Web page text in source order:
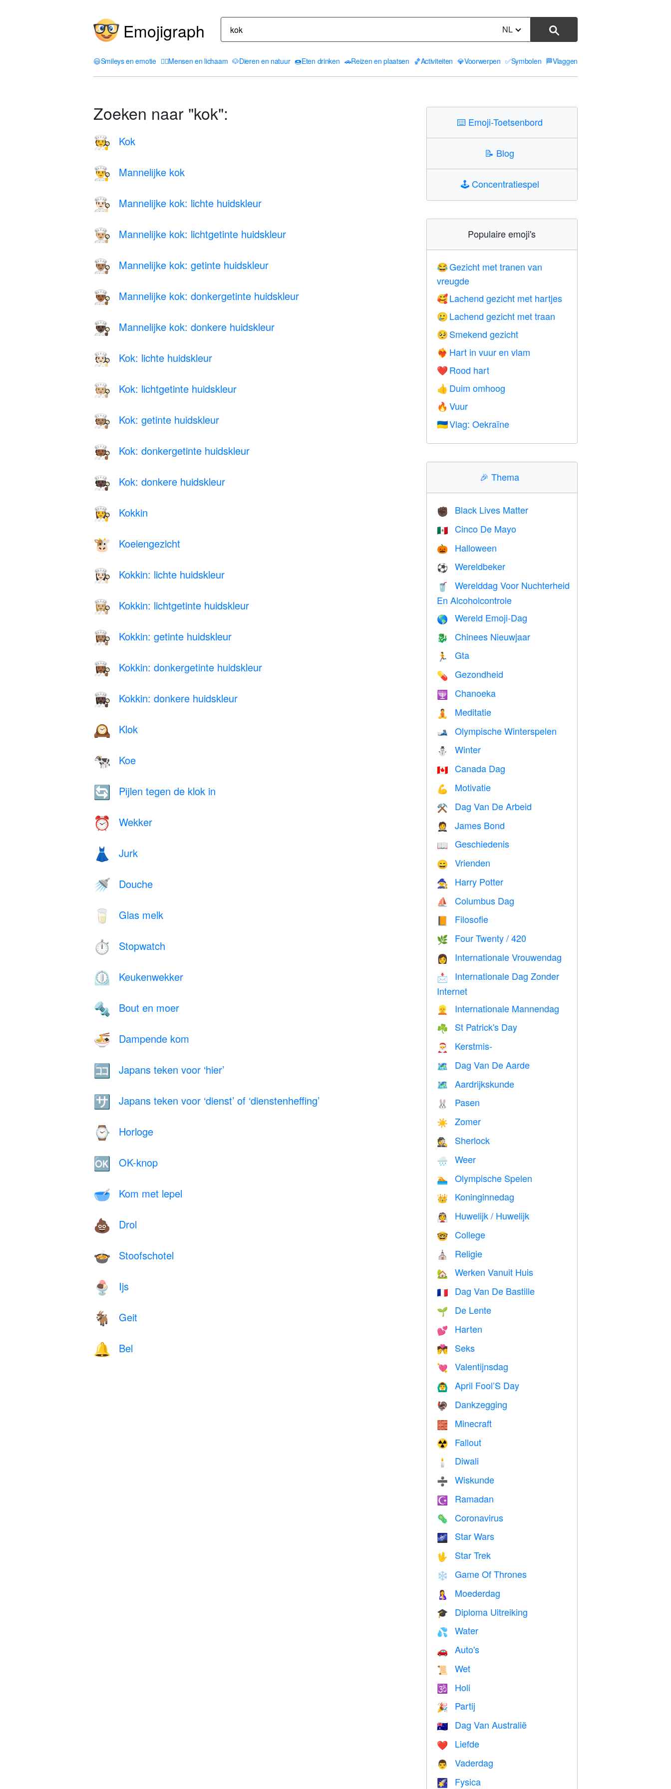
Emojigraph NL
😃Smileys en emotie 🤦‍♀️Mensen en lichaam 🐶Dieren en natuur 🍩Eten drinken 🚗Reizen en plaatsen 🏀Activiteiten 💎Voorwerpen ✅Symbolen 🏁Vlaggen
Zoeken naar "kok":
🧑‍🍳 Kok
👨‍🍳 Mannelijke kok
👨🏻‍🍳 Mannelijke kok: lichte huidskleur
👨🏼‍🍳 Mannelijke kok: lichtgetinte huidskleur
👨🏽‍🍳 Mannelijke kok: getinte huidskleur
👨🏾‍🍳 Mannelijke kok: donkergetinte huidskleur
👨🏿‍🍳 Mannelijke kok: donkere huidskleur
🧑🏻‍🍳 Kok: lichte huidskleur
🧑🏼‍🍳 Kok: lichtgetinte huidskleur
🧑🏽‍🍳 Kok: getinte huidskleur
🧑🏾‍🍳 Kok: donkergetinte huidskleur
🧑🏿‍🍳 Kok: donkere huidskleur
👩‍🍳 Kokkin
🐮 Koeiengezicht
👩🏻‍🍳 Kokkin: lichte huidskleur
👩🏼‍🍳 Kokkin: lichtgetinte huidskleur
👩🏽‍🍳 Kokkin: getinte huidskleur
👩🏾‍🍳 Kokkin: donkergetinte huidskleur
👩🏿‍🍳 Kokkin: donkere huidskleur
🕰️ Klok
🐄 Koe
🔄 Pijlen tegen de klok in
⏰ Wekker
👗 Jurk
🚿 Douche
🥛 Glas melk
⏱️ Stopwatch
⏲️ Keukenwekker
🔩 Bout en moer
🍜 Dampende kom
🈁 Japans teken voor ‘hier’
🈂️ Japans teken voor ‘dienst’ of ‘dienstenheffing’
⌚ Horloge
🆗 OK-knop
🥣 Kom met lepel
💩 Drol
🍲 Stoofschotel
🍨 Ijs
🐐 Geit
🔔 Bel
⌨️ Emoji-Toetsenbord
📝 Blog
🕹️Concentratiespel
Populaire emoji's
😂Gezicht met tranen van
vreugde
🥰 Lachend gezicht met hartjes
🥲 Lachend gezicht met traan
🥺 Smekend gezicht
❤️‍🔥 Hart in vuur en vlam
❤️ Rood hart
👍 Duim omhoog
🔥 Vuur
🇺🇦Vlag: Oekraïne
🎉Thema
✊🏿 Black Lives Matter
🇲🇽 Cinco De Mayo
🎃 Halloween
⚽ Wereldbeker
🥤
Werelddag Voor Nuchterheid
En Alcoholcontrole
🌎 Wereld Emoji-Dag
🐉 Chinees Nieuwjaar
🏃 Gta
💊 Gezondheid
🕎 Chanoeka
🧘 Meditatie
🎿 Olympische Winterspelen
⛄ Winter
🇨🇦 Canada Dag
💪 Motivatie
⚒️ Dag Van De Arbeid
🤵 James Bond
📖 Geschiedenis
😄 Vrienden
🧙 Harry Potter
⛵️ Columbus Dag
Filosofie
🌿 Four Twenty / 420
👩 Internationale Vrouwendag
📩
Internationale Dag Zonder
Internet
👱 Internationale Mannendag
☘️ St Patrick's Day
🎅 Kerstmis-
🗺️ Dag Van De Aarde
🗺 Aardrijkskunde
🐰 Pasen
☀️ Zomer
🕵️ Sherlock
🌧 Weer
🏊 Olympische Spelen
👑 Koninginnedag
👰 Huwelijk / Huwelijk
🤓 College
⛪️ Religie
🏡 Werken Vanuit Huis
🇫🇷 Dag Van De Bastille
🌱 De Lente
💕 Harten
💏 Seks
💘 Valentijnsdag
🙆‍♂️ April Fool’S Day
🦃 Dankzegging
🧱 Minecraft
☢️ Fallout
🕯 Diwali
➗ Wiskunde
☪️ Ramadan
🦠 Coronavirus
🌌 Star Wars
🖖 Star Trek
❄️ Game Of Thrones
🤱 Moederdag
🎓 Diploma Uitreiking
💦 Water
🚗 Auto's
📜 Wet
🕉 Holi
🎉 Partij
🇦🇺 Dag Van Australië
❤️️ Liefde
👨 Vaderdag
🌠 Fysica